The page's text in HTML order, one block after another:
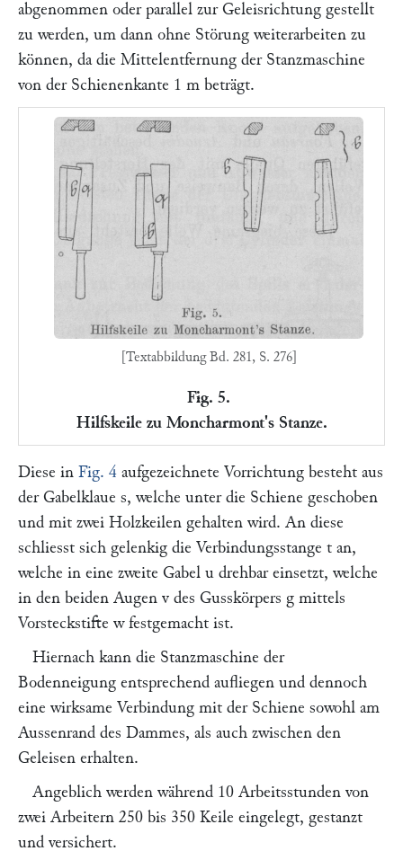
abgenommen oder parallel zur Geleisrichtung gestellt
zu werden, um dann ohne Störung weiterarbeiten zu
können, da die Mittelentfernung der Stanzmaschine
von der Schienenkante 1 m beträgt.
[Textabbildung Bd. 281, S. 276]
Fig. 5.
Hilfskeile zu Moncharmont's Stanze.
Diese in Fig. 4 aufgezeichnete Vorrichtung besteht aus
der Gabelklaue s, welche unter die Schiene geschoben
und mit zwei Holzkeilen gehalten wird. An diese
schliesst sich gelenkig die Verbindungsstange t an,
welche in eine zweite Gabel u drehbar einsetzt, welche
in den beiden Augen v des Gusskörpers g mittels
Vorsteckstifte wfestgemacht ist.
Hiernach kann die Stanzmaschine der
Bodenneigung entsprechend aufliegen und dennoch
eine wirksame Verbindung mit der Schiene sowohl am
Aussenrand des Dammes, als auch zwischen den
Geleisen erhalten.
Angeblich werden während 10 Arbeitsstunden von
zwei Arbeitern 250 bis 350 Keile eingelegt, gestanzt
und versichert.